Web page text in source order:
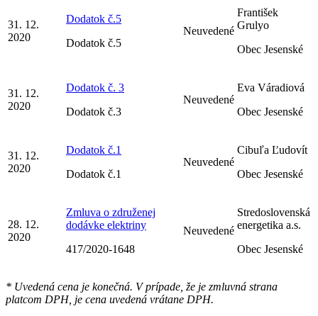
31. 12.
2020
Dodatok č.5
Dodatok č.5
Neuvedené
František
Grulyo
Obec Jesenské
31. 12.
2020
Dodatok č. 3
Dodatok č.3
Neuvedené
Eva Váradiová
Obec Jesenské
31. 12.
2020
Dodatok č.1
Dodatok č.1
Neuvedené
Cibuľa Ľudovít
Obec Jesenské
28. 12.
2020
Zmluva o združenej
dodávke elektriny
417/2020-1648
Neuvedené
Stredoslovenská
energetika a.s.
Obec Jesenské
* Uvedená cena je konečná. V prípade, že je zmluvná strana
platcom DPH, je cena uvedená vrátane DPH.